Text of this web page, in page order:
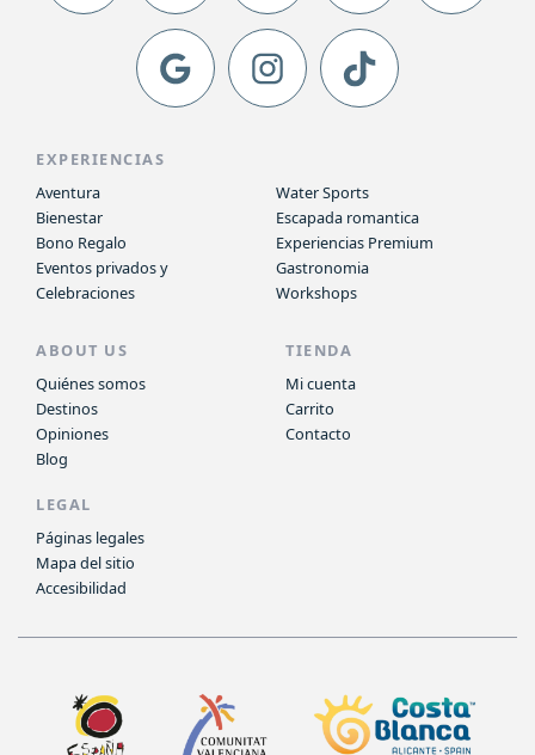
EXPERIENCIAS
Aventura
Bienestar
Bono Regalo
Eventos privados y
Celebraciones
Water Sports
Escapada romantica
Experiencias Premium
Gastronomia
Workshops
ABOUT US
Quiénes somos
Destinos
Opiniones
Blog
TIENDA
Mi cuenta
Carrito
Contacto
LEGAL
Páginas legales
Mapa del sitio
Accesibilidad